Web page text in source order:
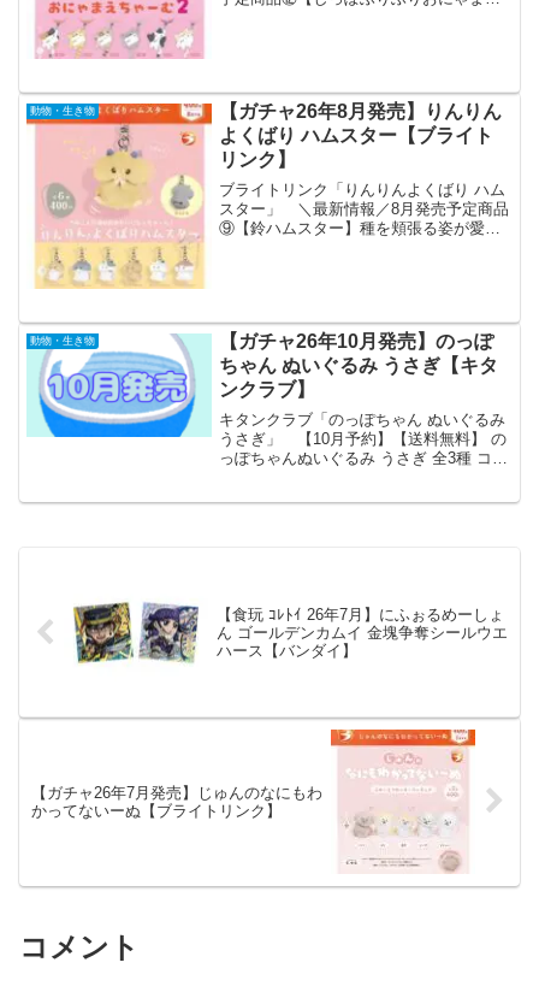
動物・生き物
【ガチャ26年8月発売】りんりん
よくばり ハムスター【ブライト
リンク】
ブライトリンク「りんりんよくばり ハム
スター」 ＼最新情報／8月発売予定商品
⑨【鈴ハムスター】種を頬張る姿が愛ら
動物・生き物
【ガチャ26年10月発売】のっぽ
ちゃん ぬいぐるみ うさぎ【キタ
ンクラブ】
キタンクラブ「のっぽちゃん ぬいぐるみ
うさぎ」 【10月予約】【送料無料】 の
っぽちゃんぬいぐるみ うさぎ 全3種 コン
【食玩 ｺﾚﾄｲ 26年7月】にふぉるめーしょ
ん ゴールデンカムイ 金塊争奪シールウエ
ハース【バンダイ】
【ガチャ26年7月発売】じゅんのなにもわ
かってないーぬ【ブライトリンク】
コメント